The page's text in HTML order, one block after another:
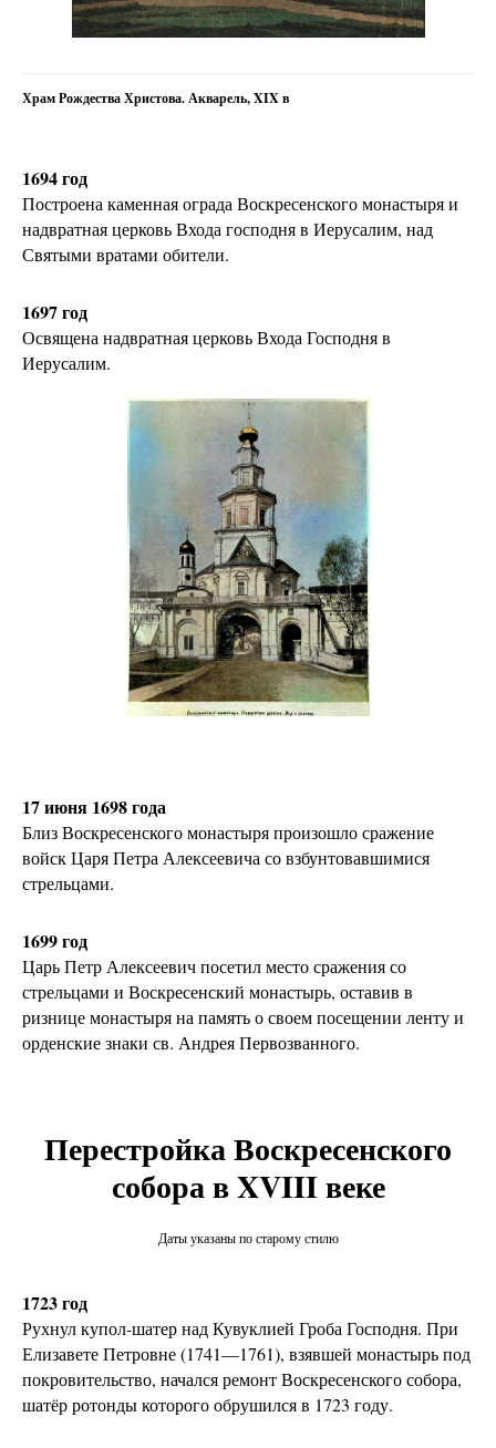
Храм Рождества Христова. Акварель, XIX в
1694 год
Построена каменная ограда Воскресенского монастыря и
надвратная церковь Входа господня в Иерусалим, над
Святыми вратами обители.
1697 год
Освящена надвратная церковь Входа Господня в
Иерусалим.
17 июня 1698 года
Близ Воскресенского монастыря произошло сражение
войск Царя Петра Алексеевича со взбунтовавшимися
стрельцами.
1699 год
Царь Петр Алексеевич посетил место сражения со
стрельцами и Воскресенский монастырь, оставив в
ризнице монастыря на память о своем посещении ленту и
орденские знаки св. Андрея Первозванного.
Перестройка Воскресенского
собора в XVIII веке
Даты указаны по старому стилю
1723 год
Рухнул купол-шатер над Кувуклией Гроба Господня. При
Елизавете Петровне(1741—1761), взявшей монастырь под
покровительство, начался ремонт Воскресенского собора,
шатёр ротонды которого обрушился в 1723 году.